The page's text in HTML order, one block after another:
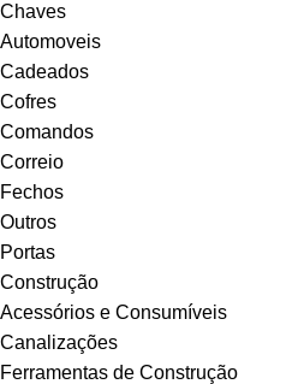
Chaves
Automoveis
Cadeados
Cofres
Comandos
Correio
Fechos
Outros
Portas
Construção
Acessórios e Consumíveis
Canalizações
Ferramentas de Construção